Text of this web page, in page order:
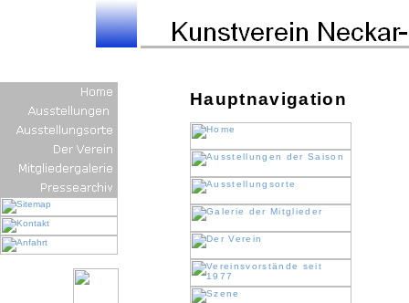
Hauptnavigation